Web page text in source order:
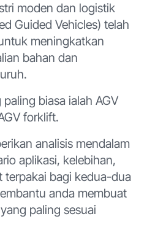
moden dan logistik
Guided Vehicles) telah
meningkatkan
bahan dan
biasa ialah AGV
forklift.
analisis mendalam
aplikasi, kelebihan,
terpakai bagi kedua-dua
anda membuat
paling sesuai